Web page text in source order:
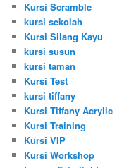
Kursi Scramble
kursi sekolah
Kursi Silang Kayu
kursi susun
kursi taman
Kursi Test
kursi tiffany
Kursi Tiffany Acrylic
Kursi Training
Kursi VIP
Kursi Workshop